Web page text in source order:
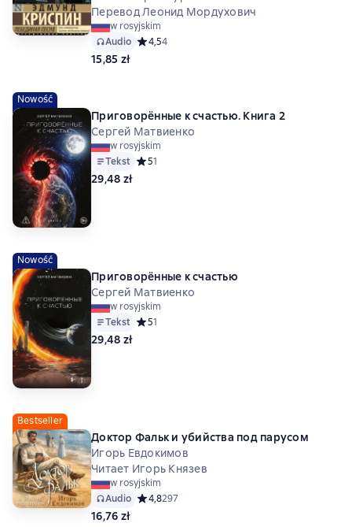
Перевод Леонид Мордухович
w rosyjskim
Audio Средний рейтинг 4,5 на основе 4 оценок
4,54
15,85 zł
Nowość
Приговорённые к счастью. Книга 2
Сергей Матвиенко
w rosyjskim
Tekst Средний рейтинг 5 на основе 1 оценок
51
29,48 zł
Nowość
Приговорённые к счастью
Сергей Матвиенко
w rosyjskim
Tekst Средний рейтинг 5 на основе 1 оценок
51
29,48 zł
Bestseller
Доктор Фальк и убийства под парусом
Игорь Евдокимов
Читает Игорь Князев
w rosyjskim
Audio Средний рейтинг 4,8 на основе 297 оценок
4,8297
16,76 zł